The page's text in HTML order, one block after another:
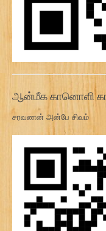
ஆன்மீக கானொளி
சரவணன் அன்பே சிவம்